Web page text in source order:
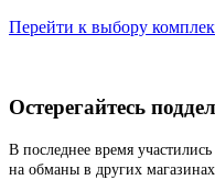
Перейти к выбору
Остерегайтесь
В последнее время
на обманы в других